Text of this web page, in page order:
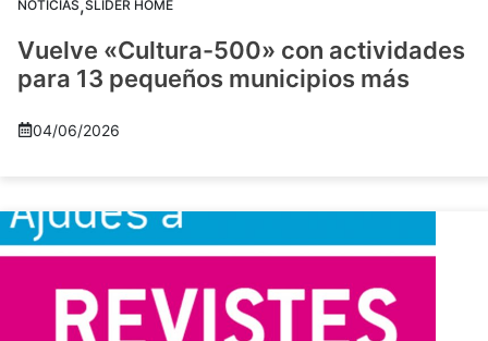
NOTICIAS,SLIDER HOME
Vuelve «Cultura-500» con actividades
para 13 pequeños municipios más
04/06/2026